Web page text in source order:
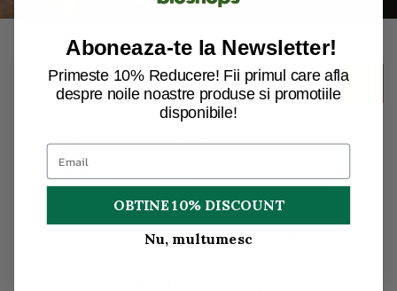
Descriere
Ingrediente:100% maca pudra*
*din agricultura ecologica
Maca este o radacina a unei plante din Peru.
Aboneaza-te la Newsletter!
Primeste 10% Reducere! Fii primul care afla
despre noile noastre produse si promotiile
disponibile!
OBTINE 10% DISCOUNT
Nu, multumesc